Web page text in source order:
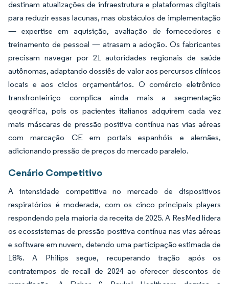
destinam atualizações de infraestrutura e plataformas digitais
para reduzir essas lacunas, mas obstáculos de implementação
— expertise em aquisição, avaliação de fornecedores e
treinamento de pessoal — atrasam a adoção. Os fabricantes
precisam navegar por 21 autoridades regionais de saúde
autônomas, adaptando dossiês de valor aos percursos clínicos
locais e aos ciclos orçamentários. O comércio eletrônico
transfronteiriço complica ainda mais a segmentação
geográfica, pois os pacientes italianos adquirem cada vez
mais máscaras de pressão positiva contínua nas vias aéreas
com marcação CE em portais espanhóis e alemães,
adicionando pressão de preços do mercado paralelo.
Cenário Competitivo
A intensidade competitiva no mercado de dispositivos
respiratórios é moderada, com os cinco principais players
respondendo pela maioria da receita de 2025. A ResMed lidera
os ecossistemas de pressão positiva contínua nas vias aéreas
e software em nuvem, detendo uma participação estimada de
18%. A Philips segue, recuperando tração após os
contratempos de recall de 2024 ao oferecer descontos de